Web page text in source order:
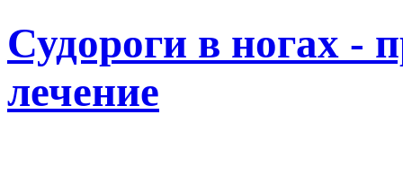
Судороги в ногах -
лечение